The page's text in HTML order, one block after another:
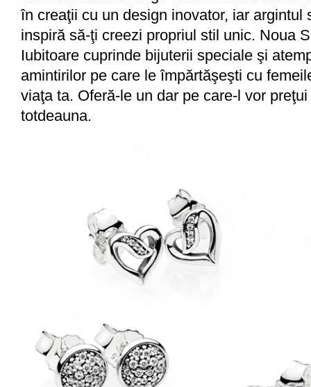
în creaţii cu un design inovator, iar argintul
inspiră să-ţi creezi propriul stil unic. Noua
Iubitoare cuprinde bijuterii speciale şi
amintirilor pe care le împărtăşeşti cu
viaţa ta. Oferă-le un dar pe care-l vor
totdeauna.